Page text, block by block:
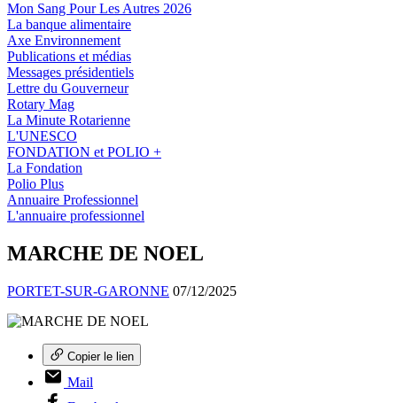
Mon Sang Pour Les Autres 2026
La banque alimentaire
Axe Environnement
Publications et médias
Messages présidentiels
Lettre du Gouverneur
Rotary Mag
La Minute Rotarienne
L'UNESCO
FONDATION et POLIO +
La Fondation
Polio Plus
Annuaire Professionnel
L'annuaire professionnel
MARCHE DE NOEL
PORTET-SUR-GARONNE 07/12/2025
Copier le lien
Mail